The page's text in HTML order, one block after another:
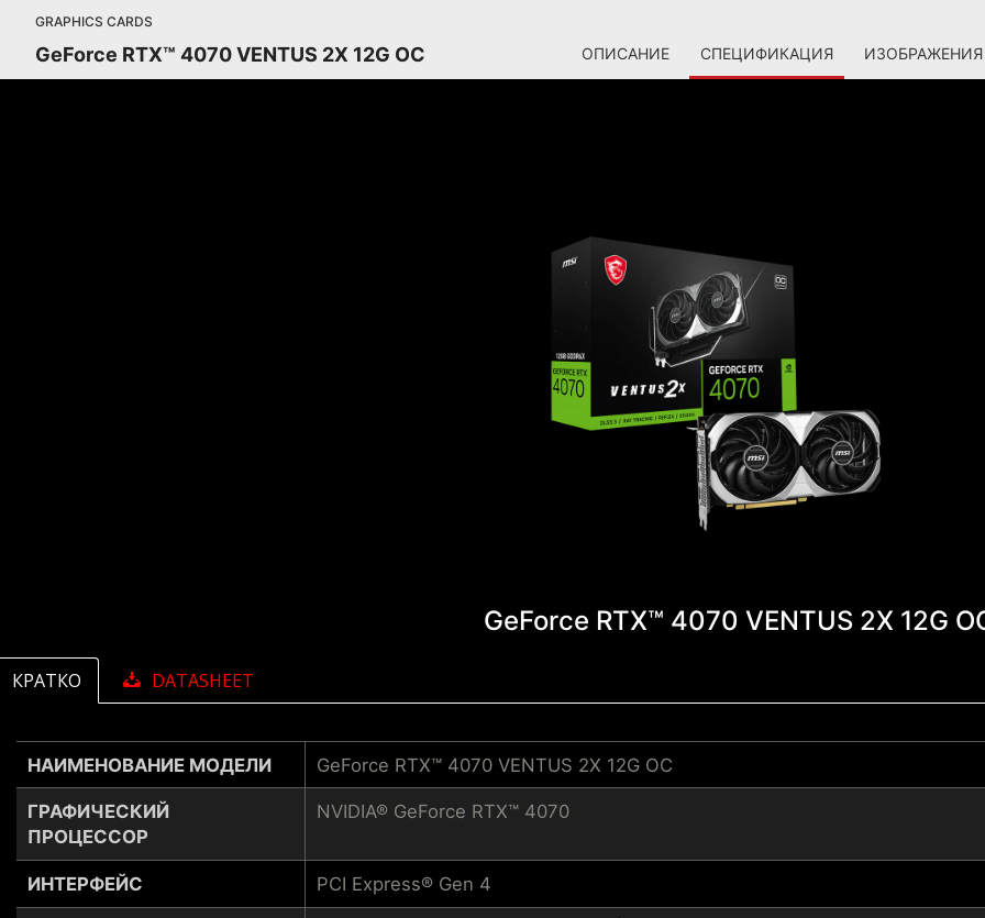
GRAPHICS CARDS
GeForce RTX™ 4070 VENTUS 2X 12G OC ОПИСАНИЕ СПЕЦИФИКАЦИЯ ИЗОБРАЖЕНИЯ
GeForce RTX™ 4070 VENTUS 2X 12G
КРАТКО DATASHEET
НАИМЕНОВАНИЕ МОДЕЛИ
ГРАФИЧЕСКИЙ
ПРОЦЕССОР
ИНТЕРФЕЙС
GeForce RTX™ 4070 VENTUS 2X 12G OC
NVIDIA® GeForce RTX™ 4070
PCI Express® Gen 4